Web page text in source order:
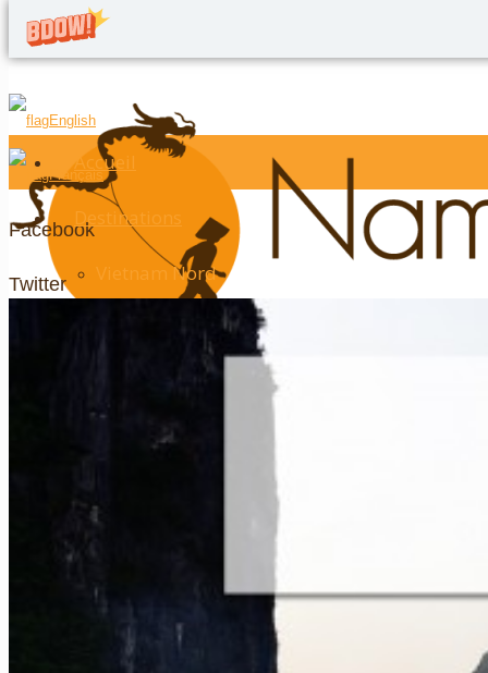
English
Français
Facebook
Twitter
Pinterest
Accueil
Destinations
Vietnam Nord
Ninh Binh